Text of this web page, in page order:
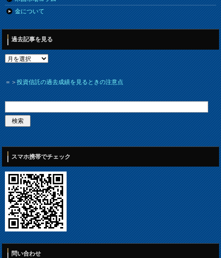
金について
過去記事を見る
＝＞投資信託の過去成績を見るときの注意点
スマホ携帯でチェック
問い合わせ